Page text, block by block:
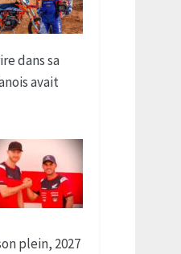
dans sa
avait
plein, 2027